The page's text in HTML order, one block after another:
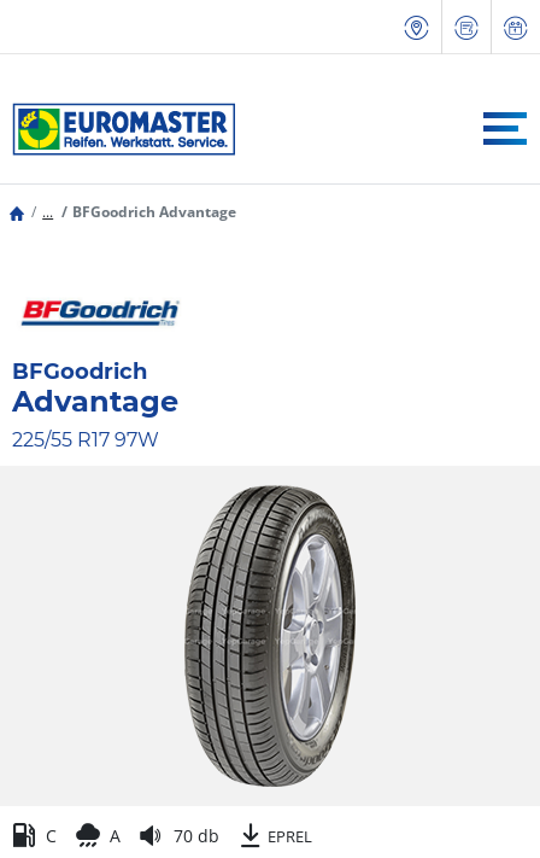
... BFGoodrich Advantage
BFGoodrich
Advantage
225/55 R17 97W
C A 70 db EPREL